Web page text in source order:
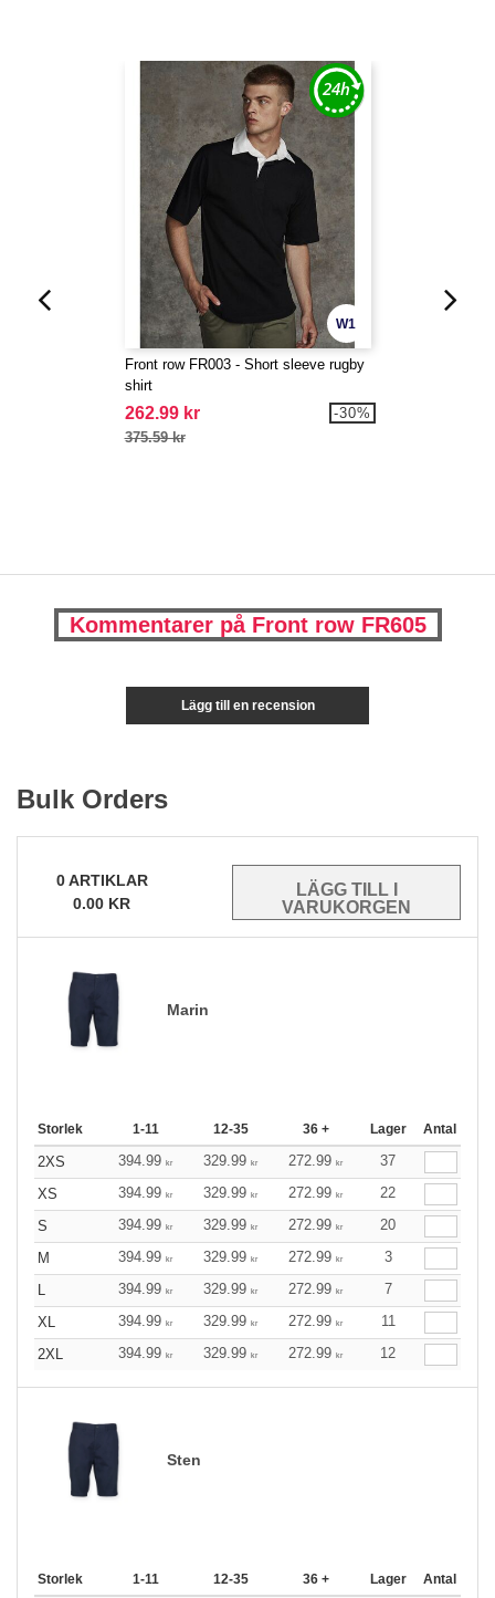
W1
Front row FR003 - Short sleeve rugby
shirt
262.99 kr
375.59 kr
-30%
Kommentarer på Front row FR605
Lägg till en recension
Bulk Orders
0ARTIKLAR
0.00 KR
Marin
Storlek 1-11 12-35 36 + Lager Antal
2XS 394.99 kr 329.99 kr 272.99 kr
37
XS
394.99 kr 329.99 kr 272.99 kr
22
S
394.99 kr 329.99 kr 272.99 kr
20
M
394.99 kr 329.99 kr 272.99 kr
3
L
394.99 kr 329.99 kr 272.99 kr
7
XL
394.99 kr 329.99 kr 272.99 kr
11
2XL
394.99 kr 329.99 kr 272.99 kr 12
Sten
Storlek 1-11 12-35 36 + Lager Antal